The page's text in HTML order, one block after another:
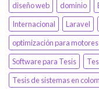
diseño web
dominio
Internacional
Laravel
optimización para
Software para Tesis
Tesis de sistemas en